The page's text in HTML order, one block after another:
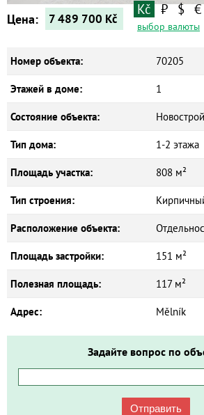
Цена: 7 489 700 Kč
Kč ₽ $ €
выбор валюты
Номер объекта: 70205
Этажей в доме: 1
Состояние объекта:
Тип дома: 1-2 этажа
Площадь участка: 808 м²
Тип строения:
Расположение объекта:
Площадь застройки: 151 м²
Полезная площадь: 117 м²
Адрес: Mělník
Задайте вопрос по
Отправить